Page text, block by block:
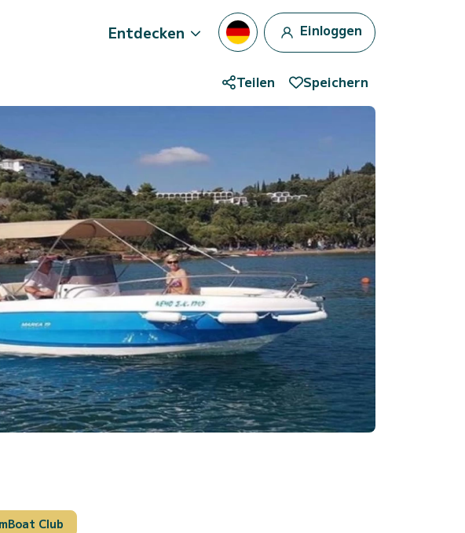
Entdecken Einloggen
Teilen Speichern
Club